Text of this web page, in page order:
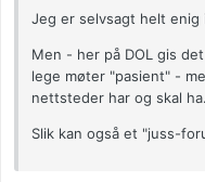
Jeg er selvsagt helt enig
Men - her på DOL gis
lege møter "pasient" -
nettsteder har og skal ha.
Slik kan også et "juss-